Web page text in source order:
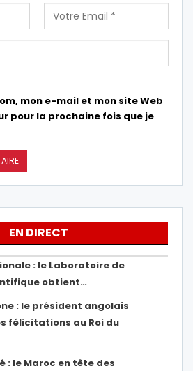
mon e-mail et mon site Web
pour la prochaine fois que je
EN DIRECT
: le Laboratoire de
obtient…
: le président angolais
félicitations au Roi du
: le Maroc en tête des